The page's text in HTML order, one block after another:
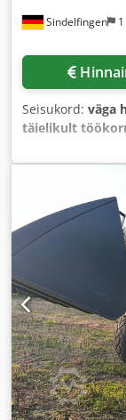
Sindelfingen
Seisukord: väga
täielikult